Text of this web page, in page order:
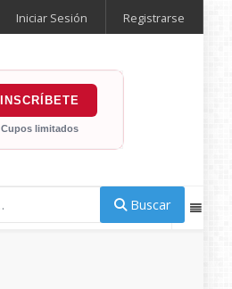
Iniciar Sesión Registrarse
INSCRÍBETE
Cupos limitados
Buscar